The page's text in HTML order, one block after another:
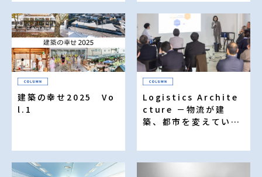
建築の幸せ2025 Vo
l.1
Logistics Archite
cture －物流が建
築、都市を変えていく